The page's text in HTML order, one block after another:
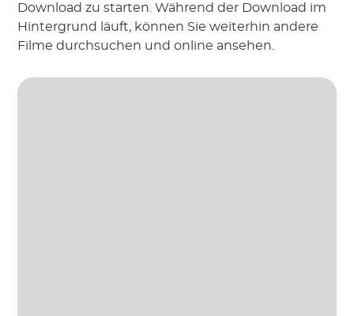
Download zu starten. Während der Download im
Hintergrund läuft, können Sie weiterhin andere
Filme durchsuchen und online ansehen.